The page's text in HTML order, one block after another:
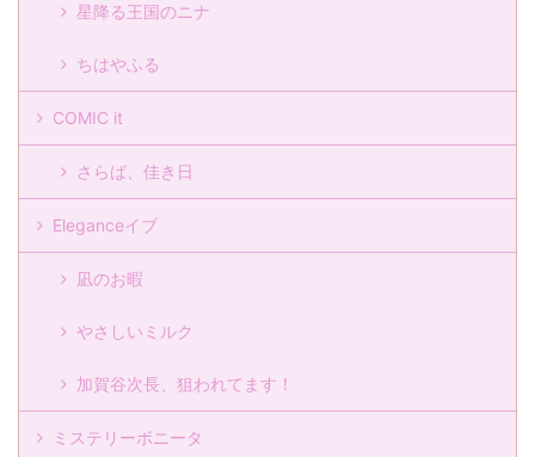
星降る王国のニナ
ちはやふる
COMIC it
さらば、佳き日
Eleganceイブ
凪のお暇
やさしいミルク
加賀谷次長、狙われてます！
ミステリーボニータ